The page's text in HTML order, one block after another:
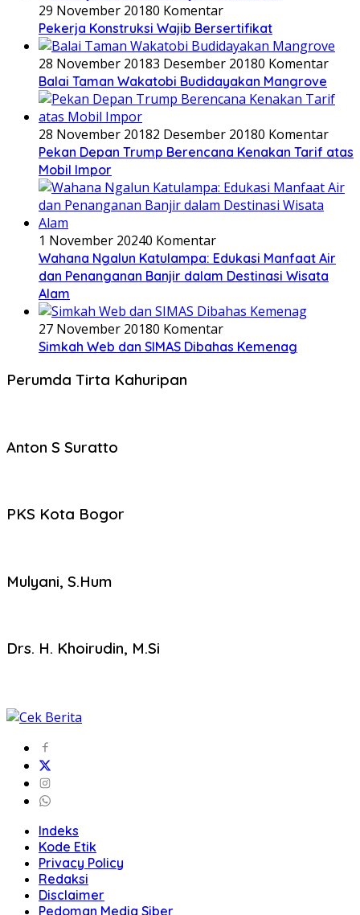
29 November 20180 Komentar
Pekerja Konstruksi Wajib Bersertifikat
28 November 20183 Desember 20180 Komentar
Balai Taman Wakatobi Budidayakan Mangrove
28 November 20182 Desember 20180 Komentar
Pekan Depan Trump Berencana Kenakan Tarif atas
Mobil Impor
1 November 20240 Komentar
Wahana Ngalun Katulampa: Edukasi Manfaat Air
dan Penanganan Banjir dalam Destinasi Wisata
Alam
27 November 20180 Komentar
Simkah Web dan SIMAS Dibahas Kemenag
Perumda Tirta Kahuripan
Anton S Suratto
PKS Kota Bogor
Mulyani, S.Hum
Drs. H. Khoirudin, M.Si
Indeks
Kode Etik
Privacy Policy
Redaksi
Disclaimer
Pedoman Media Siber